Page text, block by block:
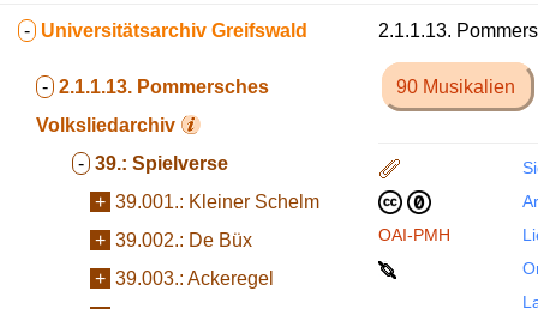
- Universitätsarchiv Greifswald
- 2.1.1.13. Pommersches
Volksliedarchiv
- 39.: Spielverse
+ 39.001.: Kleiner Schelm
+ 39.002.: De Büx
+ 39.003.: Ackeregel
2.1.1.13.
90 Musikalien
OAI-PMH